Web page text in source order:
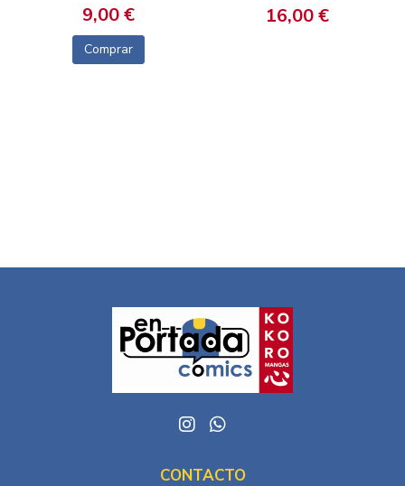
9,00 €
Comprar
16,00 €
CONTACTO